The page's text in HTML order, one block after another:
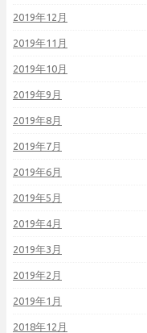
2019年12月
2019年11月
2019年10月
2019年9月
2019年8月
2019年7月
2019年6月
2019年5月
2019年4月
2019年3月
2019年2月
2019年1月
2018年12月